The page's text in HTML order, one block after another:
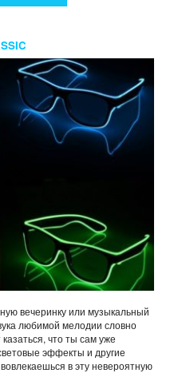
вечеринку или музыкальный
любимой мелодии словно
что ты сам уже
эффекты и другие
в эту невероятную